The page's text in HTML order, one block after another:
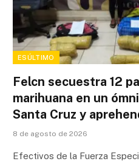
ESÚLTIMO
Felcn secuestra 12
marihuana en un
Santa Cruz y
8 de agosto de 2026
Efectivos de la Fuerza